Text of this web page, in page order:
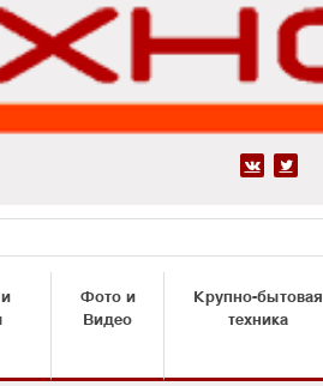
 
Фото и
Видео
Крупно-бытовая
техника